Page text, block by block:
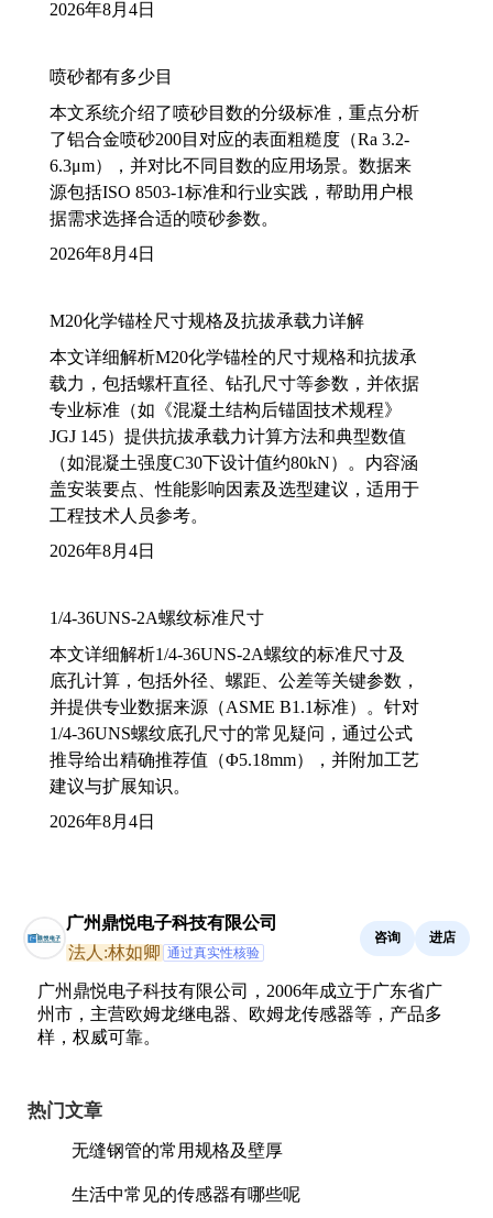
2026年8月4日
喷砂都有多少目
本文系统介绍了喷砂目数的分级标准，重点分析
了铝合金喷砂200目对应的表面粗糙度（Ra 3.2-
6.3μm），并对比不同目数的应用场景。数据来
源包括ISO 8503-1标准和行业实践，帮助用户根
据需求选择合适的喷砂参数。
2026年8月4日
M20化学锚栓尺寸规格及抗拔承载力详解
本文详细解析M20化学锚栓的尺寸规格和抗拔承
载力，包括螺杆直径、钻孔尺寸等参数，并依据
专业标准（如《混凝土结构后锚固技术规程》
JGJ 145）提供抗拔承载力计算方法和典型数值
（如混凝土强度C30下设计值约80kN）。内容涵
盖安装要点、性能影响因素及选型建议，适用于
工程技术人员参考。
2026年8月4日
1/4-36UNS-2A螺纹标准尺寸
本文详细解析1/4-36UNS-2A螺纹的标准尺寸及
底孔计算，包括外径、螺距、公差等关键参数，
并提供专业数据来源（ASME B1.1标准）。针对
1/4-36UNS螺纹底孔尺寸的常见疑问，通过公式
推导给出精确推荐值（Φ5.18mm），并附加工艺
建议与扩展知识。
2026年8月4日
广州鼎悦电子科技有限公司
法人:林如卿 通过真实性核验
咨询 进店
广州鼎悦电子科技有限公司，2006年成立于广东省广
州市，主营欧姆龙继电器、欧姆龙传感器等，产品多
样，权威可靠。
热门文章
无缝钢管的常用规格及壁厚
生活中常见的传感器有哪些呢